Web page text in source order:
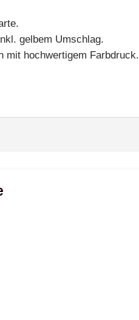
gelbem Umschlag.
mit hochwertigem Farbdruck.